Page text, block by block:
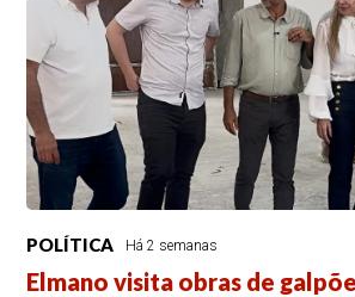
POLÍTICA Há 2 semanas
Elmano visita obras de